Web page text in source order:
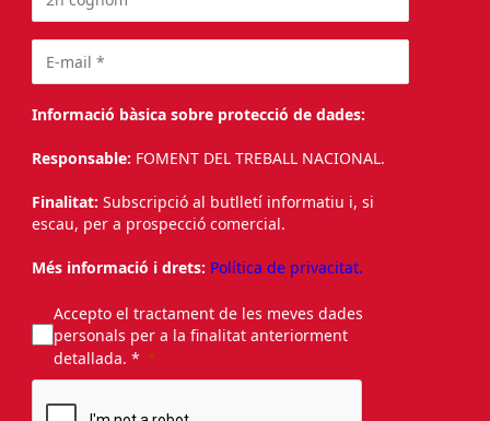
Informació bàsica sobre protecció de dades:
Responsable: FOMENT DEL TREBALL NACIONAL.
Finalitat: Subscripció al butlletí informatiu i, si
escau, per a prospecció comercial.
Més informació i drets: Política de privacitat.
Accepto el tractament de les meves dades
personals per a la finalitat anteriorment
detallada. *